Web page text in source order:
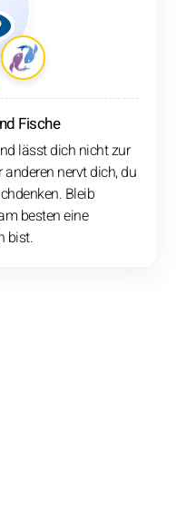
Fische
lässt dich nicht zur
nervt dich, du
Bleib
besten eine
bist.